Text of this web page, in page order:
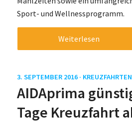
Sport- und Wellnessprogramm.
Weiterlesen
3. SEPTEMBER 2016 · KREUZFAHRTEN
AIDAprima
Tage Kreuzfahrt